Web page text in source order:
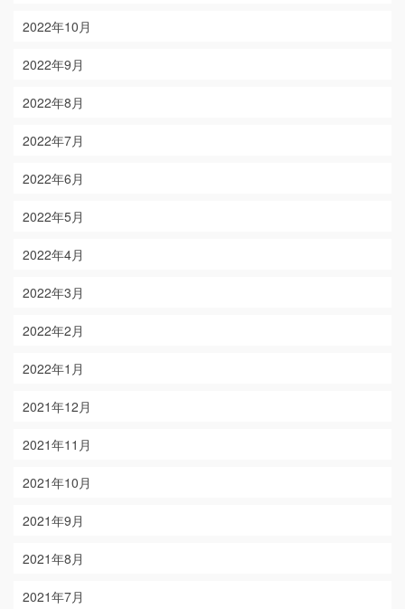
2022年10月
2022年9月
2022年8月
2022年7月
2022年6月
2022年5月
2022年4月
2022年3月
2022年2月
2022年1月
2021年12月
2021年11月
2021年10月
2021年9月
2021年8月
2021年7月